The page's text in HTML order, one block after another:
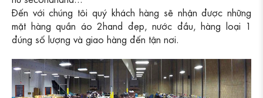
Đến với chúng tôi quý khách hàng sẽ nhận được những
mặt hàng quần áo 2hand đẹp, nước đầu, hàng loại 1
đúng số lượng và giao hàng đến tận nơi.